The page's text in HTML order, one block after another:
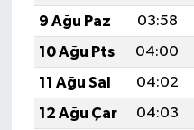
9 Ağu Paz
03:58
10 Ağu Pts
04:00
11 Ağu Sal
04:02
12 Ağu Çar
04:03